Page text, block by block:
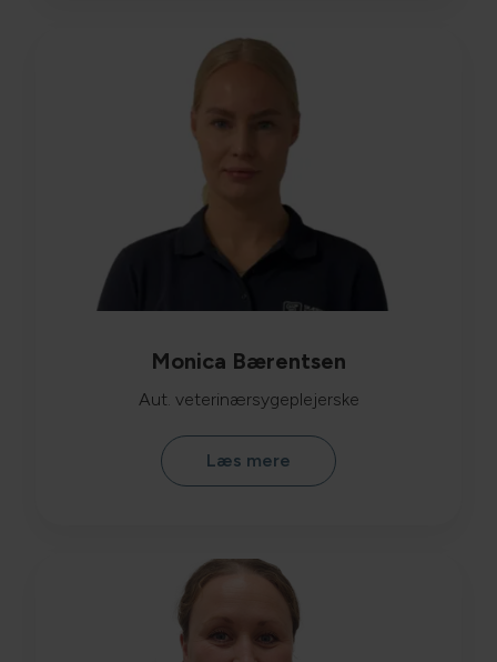
Monica Bærentsen
Aut. veterinærsygeplejerske
Læs mere